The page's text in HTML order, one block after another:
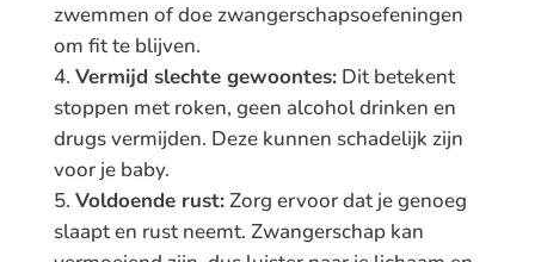
zwemmen of doe zwangerschapsoefeningen
om fit te blijven.
Vermijd slechte gewoontes:Dit betekent
stoppen met roken, geen alcohol drinken en
drugs vermijden. Deze kunnen schadelijk zijn
voor je baby.
Voldoende rust:Zorg ervoor dat je genoeg
slaapt en rust neemt. Zwangerschap kan